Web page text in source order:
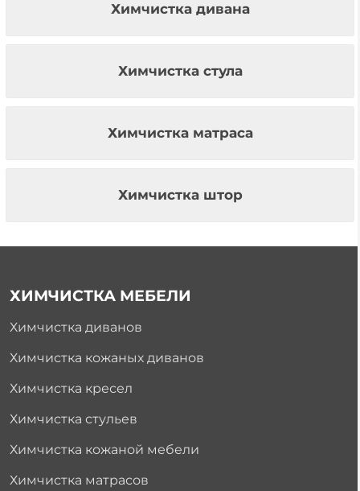
Химчистка дивана
Химчистка стула
Химчистка матраса
Химчистка штор
ХИМЧИСТКА МЕБЕЛИ
Химчистка диванов
Химчистка кожаных диванов
Химчистка кресел
Химчистка стульев
Химчистка кожаной мебели
Химчистка матрасов